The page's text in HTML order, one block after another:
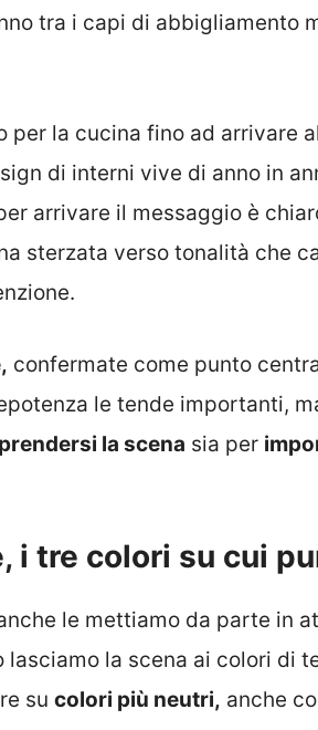
tra i capi di abbigliamento
per la cucina fino ad arrivare
di interni vive di anno in
arrivare il messaggio è
sterzata verso tonalità che
confermate come punto
le tende importanti,
prendersi la scena sia per
i tre colori su cui
le mettiamo da parte in
la scena ai colori di
su colori più neutri, anche